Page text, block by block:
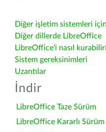
Diğer işletim sistemleri
Diğer dillerde LibreOffice
LibreOffice'i nasıl
Sistem gereksinimleri
Uzantılar
İndir
LibreOffice Taze Sürüm
LibreOffice Kararlı Sürüm